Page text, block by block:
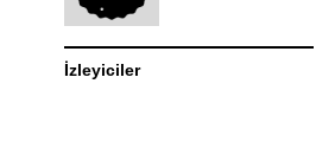
İzleyiciler